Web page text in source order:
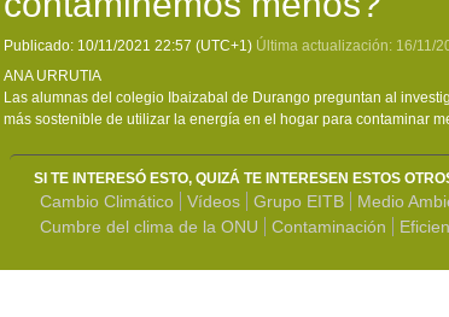
Publicado: 10/11/2021 22:57 (UTC+1) Última actualización: 16/11/
ANA URRUTIA
Las alumnas del colegio Ibaizabal de Durango preguntan al
más sostenible de utilizar la energía en el hogar para contaminar
SI TE INTERESÓ ESTO, QUIZÁ TE INTERESEN ESTOS
Cambio Climático Vídeos Grupo EITB Medio
Cumbre del clima de la ONU
Contaminación